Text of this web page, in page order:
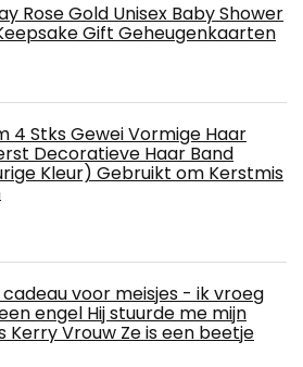
Rose Gold Unisex Baby Shower
Gift Geheugenkaarten
4 Stks Gewei Vormige Haar
Decoratieve Haar Band
Kleur) Gebruikt om Kerstmis
voor meisjes - ik vroeg
engel Hij stuurde me mijn
Kerry Vrouw Ze is een beetje